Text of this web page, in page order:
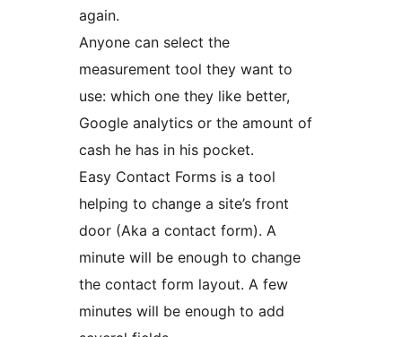
again.
Anyone can select the
measurement tool they want to
use: which one they like better,
Google analytics or the amount of
cash he has in his pocket.
Easy Contact Forms is a tool
helping to change a site’s front
door (Aka a contact form). A
minute will be enough to change
the contact form layout. A few
minutes will be enough to add